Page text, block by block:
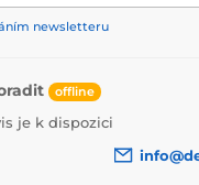
newsletteru
offline
je k dispozici